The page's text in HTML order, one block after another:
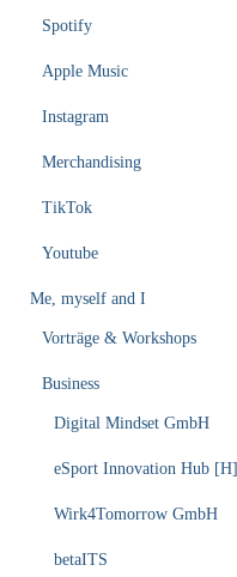
Spotify
Apple Music
Instagram
Merchandising
TikTok
Youtube
Me, myself and I
Vorträge & Workshops
Business
Digital Mindset GmbH
eSport Innovation Hub [H]
Wirk4Tomorrow GmbH
betaITS